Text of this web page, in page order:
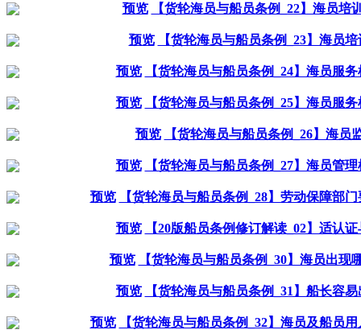
预览 【货轮海员与船员条例_22】海员培
预览 【货轮海员与船员条例_23】海员
预览 【货轮海员与船员条例_24】海员服
预览 【货轮海员与船员条例_25】海员服
预览 【货轮海员与船员条例_26】海员
预览 【货轮海员与船员条例_27】海员管
预览 【货轮海员与船员条例_28】劳动保障部
预览 【20版船员条例修订解读_02】适认
预览 【货轮海员与船员条例_30】海员出现
预览 【货轮海员与船员条例_31】船长容
预览 【货轮海员与船员条例_32】海员及船员